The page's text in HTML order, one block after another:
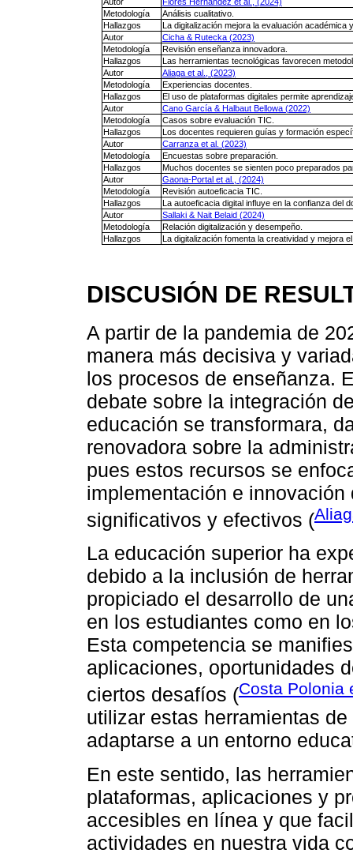
Metodología
Análisis cualitativo.
Hallazgos
La digitalización mejora la evaluación académica
Autor
Cicha & Rutecka (2023)
Metodología
Revisión enseñanza innovadora.
Hallazgos
Las herramientas tecnológicas favorecen
Autor
Aliaga et al., (2023)
Metodología
Experiencias docentes.
Hallazgos
El uso de plataformas digitales permite
Autor
Cano García & Halbaut Bellowa (2022)
Metodología
Casos sobre evaluación TIC.
Hallazgos
Los docentes requieren guías y formación
Autor
Carranza et al. (2023)
Metodología
Encuestas sobre preparación.
Hallazgos
Muchos docentes se sienten poco preparados
Autor
Gaona-Portal et al., (2024)
Metodología
Revisión autoeficacia TIC.
Hallazgos
La autoeficacia digital influye en la confianza del
Autor
Sallaki & Nait Belaid (2024)
Metodología
Relación digitalización y desempeño.
Hallazgos
La digitalización fomenta la creatividad y mejora
DISCUSIÓN DE
A partir de la pandemia de
manera más decisiva y
los procesos de enseñanza.
debate sobre la integración
educación se transformara,
renovadora sobre la
pues estos recursos se
implementación e
significativos y efectivos (
La educación superior ha
debido a la inclusión de
propiciado el desarrollo de
en los estudiantes como en
Esta competencia se
aplicaciones, oportunidades
ciertos desafíos (Costa Polonia
utilizar estas herramientas
adaptarse a un entorno
En este sentido, las
plataformas, aplicaciones y
accesibles en línea y que
actividades en nuestra vida